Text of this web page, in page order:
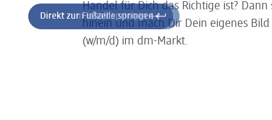
Direkt zum Inhalt springen
Direkt zur Fußzeile springen
Handel für Dich das Richtige ist?
hinein und mach Dir Dein eigenes
(w/m/d) im dm-Markt.